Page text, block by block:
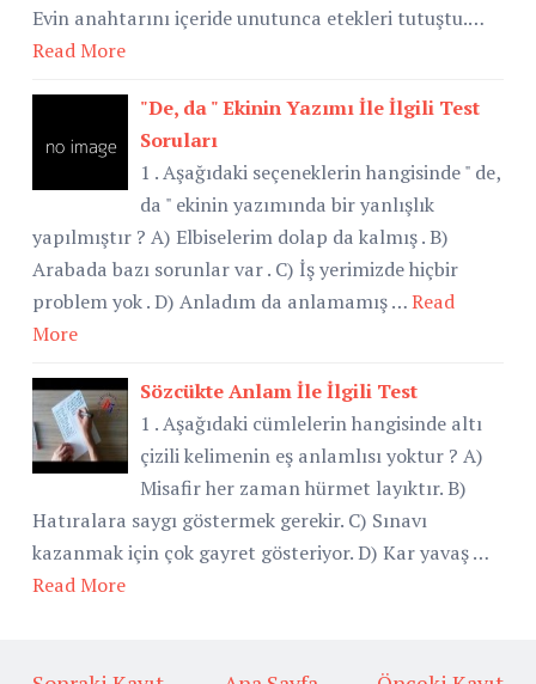
Evin anahtarını içeride unutunca etekleri tutuştu.…
Read More
"De, da " Ekinin Yazımı İle İlgili Test
Soruları
1 . Aşağıdaki seçeneklerin hangisinde " de,
da " ekinin yazımında bir yanlışlık
yapılmıştır ? A) Elbiselerim dolap da kalmış . B)
Arabada bazı sorunlar var . C) İş yerimizde hiçbir
problem yok . D) Anladım da anlamamış …Read
More
Sözcükte Anlam İle İlgili Test
1 . Aşağıdaki cümlelerin hangisinde altı
çizili kelimenin eş anlamlısı yoktur ? A)
Misafir her zaman hürmet layıktır. B)
Hatıralara saygı göstermek gerekir. C) Sınavı
kazanmak için çok gayret gösteriyor. D) Kar yavaş …
Read More